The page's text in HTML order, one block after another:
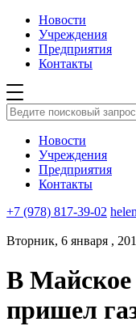
Новости
Учреждения
Предприятия
Контакты
Новости
Учреждения
Предприятия
Контакты
+7 (978) 817-39-02
Вторник, 6 января ,
В Майское
пришел